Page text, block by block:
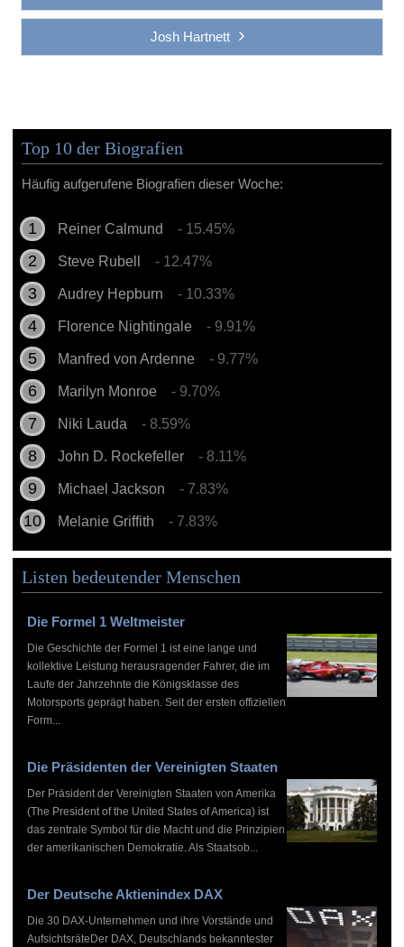
Josh Hartnett
Top 10 der Biografien
Häufig aufgerufene Biografien dieser Woche:
Reiner Calmund - 15.45%
Steve Rubell - 12.47%
Audrey Hepburn - 10.33%
Florence Nightingale - 9.91%
Manfred von Ardenne - 9.77%
Marilyn Monroe - 9.70%
Niki Lauda - 8.59%
John D. Rockefeller - 8.11%
Michael Jackson - 7.83%
Melanie Griffith - 7.83%
Listen bedeutender Menschen
Die Formel 1 Weltmeister
Die Geschichte der Formel 1 ist eine lange und
kollektive Leistung herausragender Fahrer, die im
Laufe der Jahrzehnte die Königsklasse des
Motorsports geprägt haben. Seit der ersten offiziellen
Form...
Die Präsidenten der Vereinigten Staaten
Der Präsident der Vereinigten Staaten von Amerika
(The President of the United States of America) ist
das zentrale Symbol für die Macht und die Prinzipien
der amerikanischen Demokratie. Als Staatsob...
Der Deutsche Aktienindex DAX
Die 30 DAX-Unternehmen und ihre Vorstände und
AufsichtsräteDer DAX, Deutschlands bekanntester